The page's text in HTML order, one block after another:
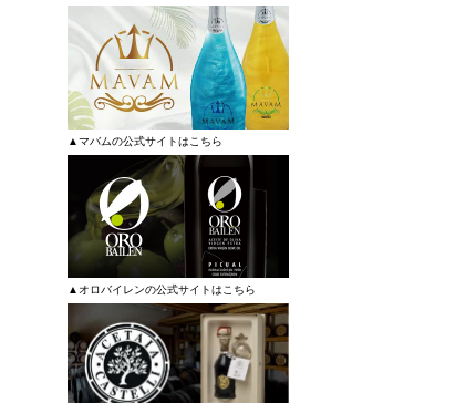
▲マバムの公式サイトはこちら
▲オロバイレンの公式サイトはこちら